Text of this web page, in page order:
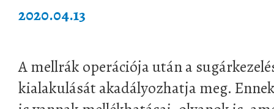
2020.04.13
A mellrák operációja után a
kialakulását akadályozhatja meg.